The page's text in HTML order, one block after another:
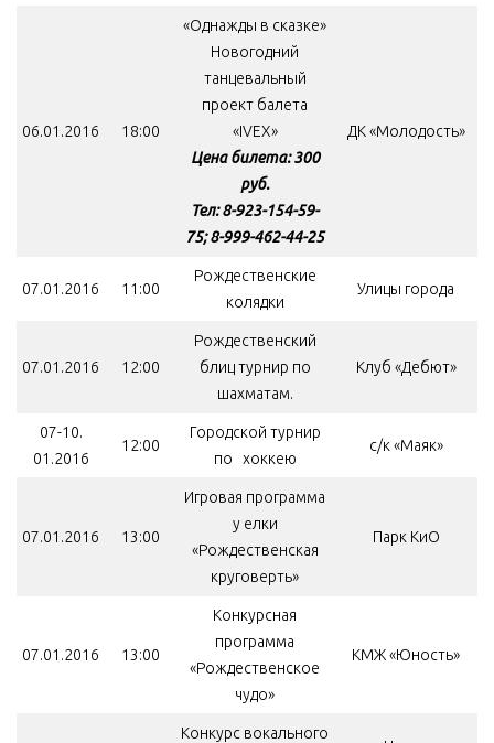
06.01.2016 18:00
«Однажды в сказке»
Новогодний
танцевальный
проект балета
«IVEX»
Цена билета: 300
руб.
Тел: 8-923-154-59-
75; 8-999-462-44-25
ДК «Молодость»
07.01.2016 11:00
Рождественские
колядки
Улицы города
07.01.2016 12:00
Рождественский
блиц турнир по
шахматам.
Клуб «Дебют»
07-10.
01.2016
12:00
Городской турнир
по хоккею
с/к «Маяк»
07.01.2016 13:00
Игровая программа
у елки
«Рождественская
круговерть»
Парк КиО
07.01.2016 13:00
Конкурсная
программа
«Рождественское
чудо»
КМЖ «Юность»
Конкурс вокального